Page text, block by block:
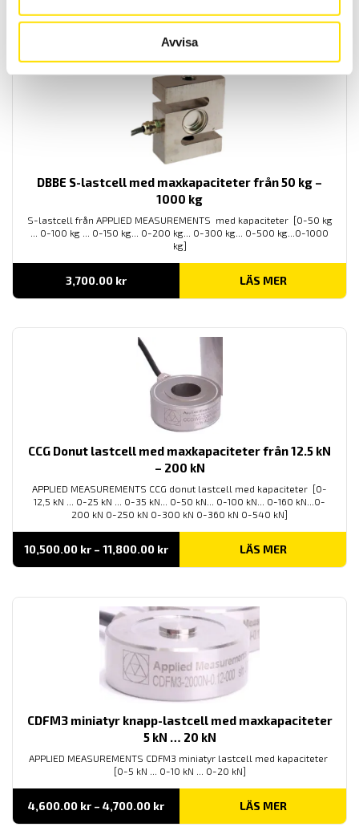
Avvisa
4,700.00kr–6,700.00kr
4,700.00 kr
6,700.00 kr
LÄS MER
DBBE S-lastcell med maxkapaciteter från 50 kg –
1000 kg
S-lastcell från APPLIED MEASUREMENTS med kapaciteter [0-50 kg
... 0-100 kg ... 0-150 kg... 0-200 kg... 0-300 kg... 0-500 kg...0-1000
kg]
3,700.00 kr LÄS MER
CCG Donut lastcell med maxkapaciteter från 12.5 kN
– 200 kN
APPLIED MEASUREMENTS CCG donut lastcell med kapaciteter [0-
12,5 kN ... 0-25 kN ... 0-35 kN... 0-50 kN... 0-100 kN... 0-160 kN...0-
200 kN 0-250 kN 0-300 kN 0-360 kN 0-540 kN]
10,500.00 kr – 11,800.00 krPrisintervall:
till
LÄS MER
CDFM3 miniatyr knapp-lastcell med maxkapaciteter
5 kN … 20 kN
APPLIED MEASUREMENTS CDFM3 miniatyr lastcell med kapaciteter
[0-5 kN ... 0-10 kN ... 0-20 kN]
4,600.00 kr – 4,700.00 krPrisintervall:
till
LÄS MER